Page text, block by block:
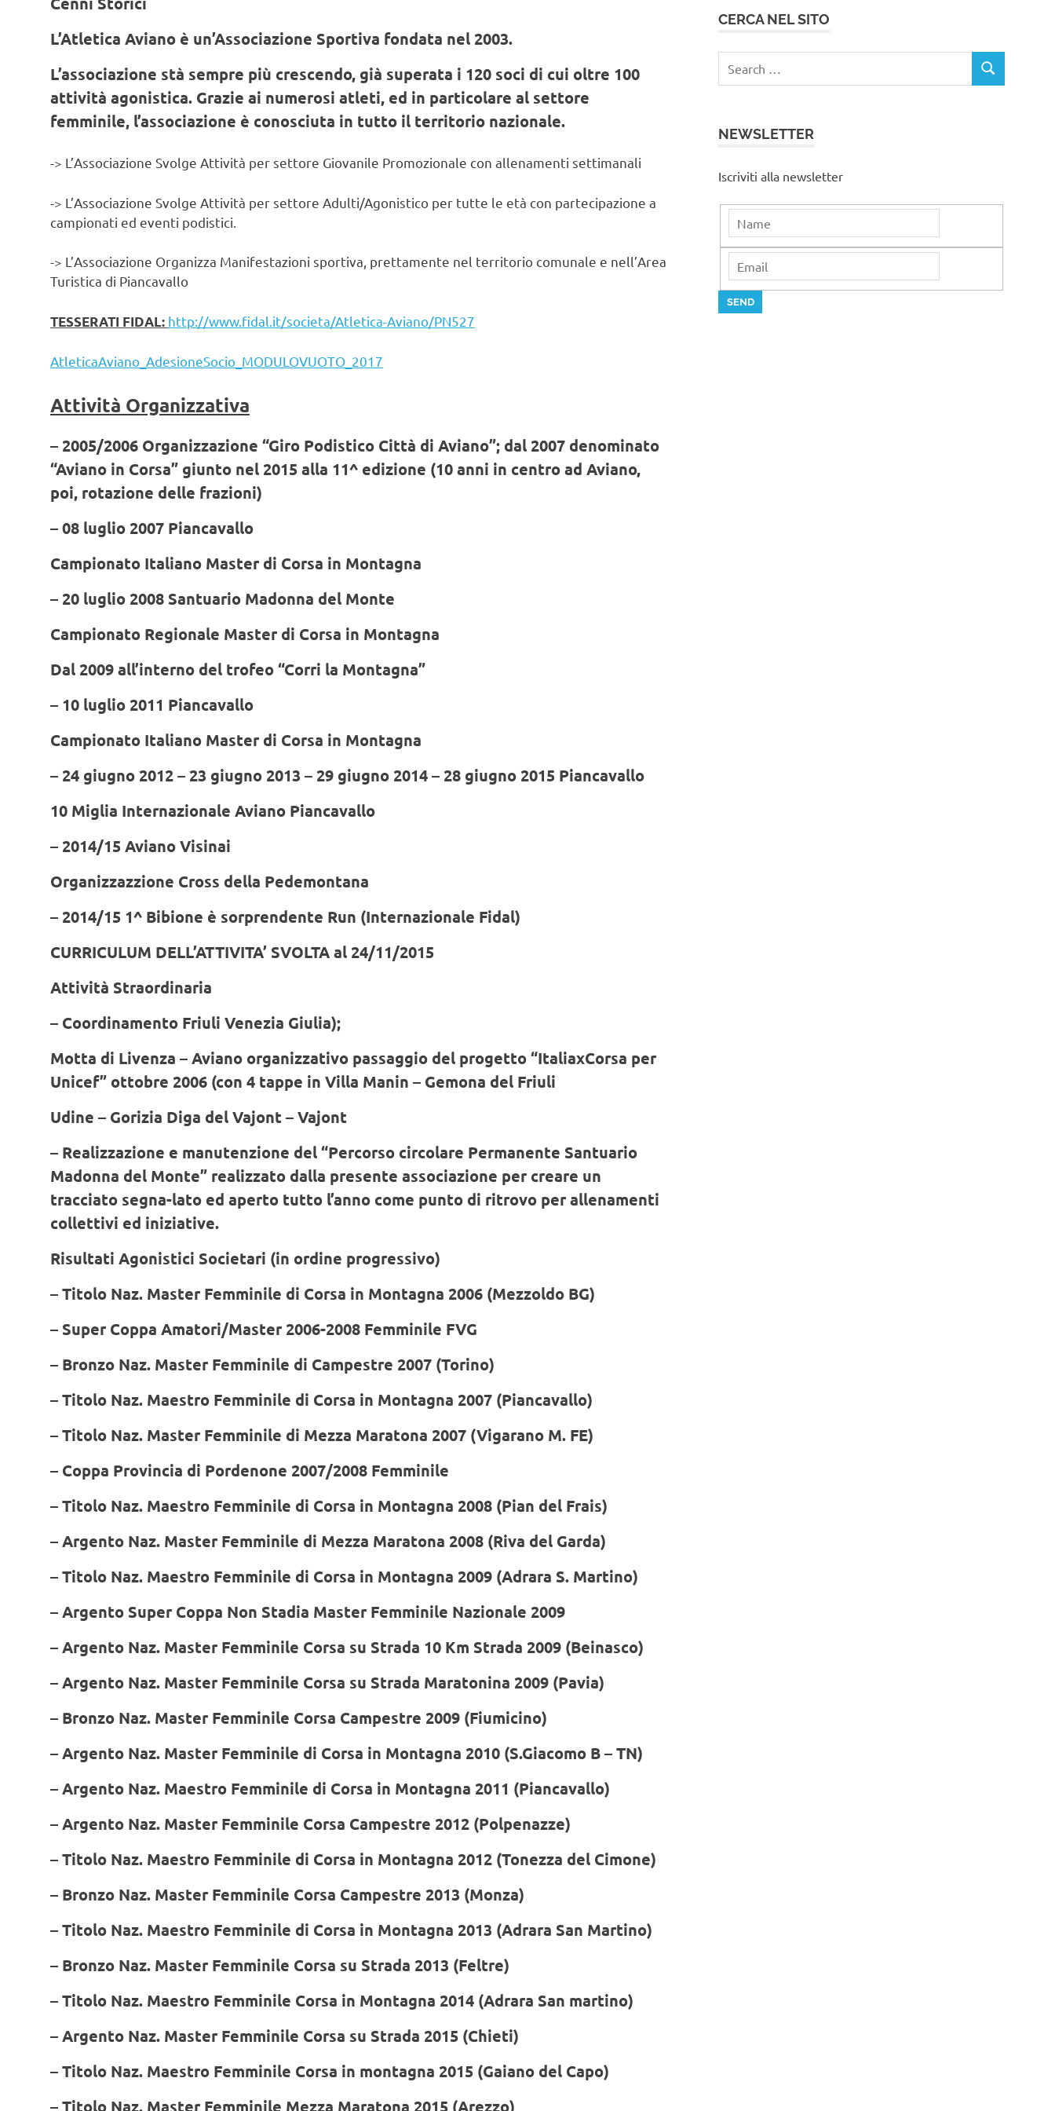
L’Atletica Aviano è un’Associazione Sportiva fondata nel 2003.
L’associazione stà sempre più crescendo, già superata i 120 soci di cui oltre 100
attività agonistica. Grazie ai numerosi atleti, ed in particolare al settore
femminile, l’associazione è conosciuta in tutto il territorio nazionale.
-> L’Associazione Svolge Attività per settore Giovanile Promozionale con allenamenti settimanali
-> L’Associazione Svolge Attività per settore Adulti/Agonistico per tutte le età con partecipazione a
campionati ed eventi podistici.
-> L’Associazione Organizza Manifestazioni sportiva, prettamente nel territorio comunale e nell’Area
Turistica di Piancavallo
TESSERATI FIDAL: http://www.fidal.it/societa/Atletica-Aviano/PN527
AtleticaAviano_AdesioneSocio_MODULOVUOTO_2017
Attività Organizzativa
– 2005/2006 Organizzazione “Giro Podistico Città di Aviano”; dal 2007 denominato
“Aviano in Corsa” giunto nel 2015 alla 11^ edizione (10 anni in centro ad Aviano,
poi, rotazione delle frazioni)
– 08 luglio 2007 Piancavallo
Campionato Italiano Master di Corsa in Montagna
– 20 luglio 2008 Santuario Madonna del Monte
Campionato Regionale Master di Corsa in Montagna
Dal 2009 all’interno del trofeo “Corri la Montagna”
– 10 luglio 2011 Piancavallo
Campionato Italiano Master di Corsa in Montagna
– 24 giugno 2012 – 23 giugno 2013 – 29 giugno 2014 – 28 giugno 2015 Piancavallo
10 Miglia Internazionale Aviano Piancavallo
– 2014/15 Aviano Visinai
Organizzazzione Cross della Pedemontana
– 2014/15 1^ Bibione è sorprendente Run (Internazionale Fidal)
CURRICULUM DELL’ATTIVITA’ SVOLTA al 24/11/2015
Attività Straordinaria
– Coordinamento Friuli Venezia Giulia);
Motta di Livenza – Aviano organizzativo passaggio del progetto “ItaliaxCorsa per
Unicef” ottobre 2006 (con 4 tappe in Villa Manin – Gemona del Friuli
Udine – Gorizia Diga del Vajont – Vajont
– Realizzazione e manutenzione del “Percorso circolare Permanente Santuario
Madonna del Monte” realizzato dalla presente associazione per creare un
tracciato segna-lato ed aperto tutto l’anno come punto di ritrovo per allenamenti
collettivi ed iniziative.
Risultati Agonistici Societari (in ordine progressivo)
– Titolo Naz. Master Femminile di Corsa in Montagna 2006 (Mezzoldo BG)
– Super Coppa Amatori/Master 2006-2008 Femminile FVG
– Bronzo Naz. Master Femminile di Campestre 2007 (Torino)
– Titolo Naz. Maestro Femminile di Corsa in Montagna 2007 (Piancavallo)
– Titolo Naz. Master Femminile di Mezza Maratona 2007 (Vigarano M. FE)
– Coppa Provincia di Pordenone 2007/2008 Femminile
– Titolo Naz. Maestro Femminile di Corsa in Montagna 2008 (Pian del Frais)
– Argento Naz. Master Femminile di Mezza Maratona 2008 (Riva del Garda)
– Titolo Naz. Maestro Femminile di Corsa in Montagna 2009 (Adrara S. Martino)
– Argento Super Coppa Non Stadia Master Femminile Nazionale 2009
– Argento Naz. Master Femminile Corsa su Strada 10 Km Strada 2009 (Beinasco)
– Argento Naz. Master Femminile Corsa su Strada Maratonina 2009 (Pavia)
– Bronzo Naz. Master Femminile Corsa Campestre 2009 (Fiumicino)
– Argento Naz. Master Femminile di Corsa in Montagna 2010 (S.Giacomo B – TN)
– Argento Naz. Maestro Femminile di Corsa in Montagna 2011 (Piancavallo)
– Argento Naz. Master Femminile Corsa Campestre 2012 (Polpenazze)
– Titolo Naz. Maestro Femminile di Corsa in Montagna 2012 (Tonezza del Cimone)
– Bronzo Naz. Master Femminile Corsa Campestre 2013 (Monza)
– Titolo Naz. Maestro Femminile di Corsa in Montagna 2013 (Adrara San Martino)
– Bronzo Naz. Master Femminile Corsa su Strada 2013 (Feltre)
– Titolo Naz. Maestro Femminile Corsa in Montagna 2014 (Adrara San martino)
– Argento Naz. Master Femminile Corsa su Strada 2015 (Chieti)
– Titolo Naz. Maestro Femminile Corsa in montagna 2015 (Gaiano del Capo)
– Titolo Naz. Master Femminile Mezza Maratona 2015 (Arezzo)
CERCA NEL SITO
for:
SEARCH
NEWSLETTER
Iscriviti alla newsletter